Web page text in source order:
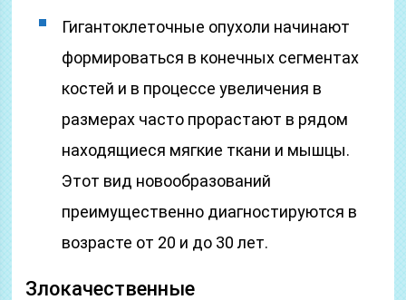
Гигантоклеточные опухоли начинают
формироваться в конечных сегментах
костей и в процессе увеличения в
размерах часто прорастают в рядом
находящиеся мягкие ткани и мышцы.
Этот вид новообразований
преимущественно диагностируются в
возрасте от 20 и до 30 лет.
Злокачественные